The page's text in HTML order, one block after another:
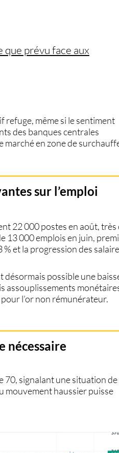
que prévu face aux
refuge, même si le sentiment
des banques centrales
marché en zone de
sur l’emploi
22 000 postes en août, très
13 000 emplois en juin,
et la progression des
désormais possible une
assouplissements
l’or non rémunérateur.
nécessaire
70, signalant une situation de
mouvement haussier puisse